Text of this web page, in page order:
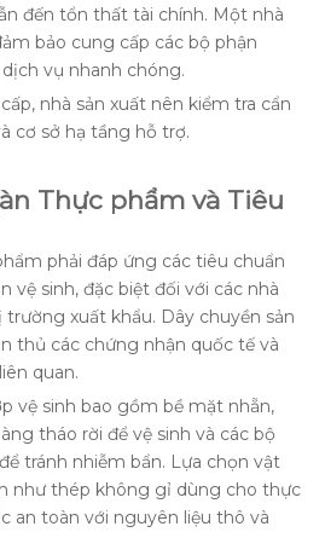
đến tổn thất tài chính. Một nhà
bảo cung cấp các bộ phận
vụ nhanh chóng.
nhà sản xuất nên kiểm tra cẩn
cơ sở hạ tầng hỗ trợ.
Thực phẩm và Tiêu
phải đáp ứng các tiêu chuẩn
vệ sinh, đặc biệt đối với các nhà
xuất khẩu. Dây chuyền sản
thủ các chứng nhận quốc tế và
quan.
vệ sinh bao gồm bề mặt nhẵn,
tháo rời để vệ sinh và các bộ
tránh nhiễm bẩn. Lựa chọn vật
như thép không gỉ dùng cho thực
an toàn với nguyên liệu thô và